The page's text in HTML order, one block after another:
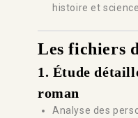
histoire et
Les fichiers
1. Étude
roman
Analyse des